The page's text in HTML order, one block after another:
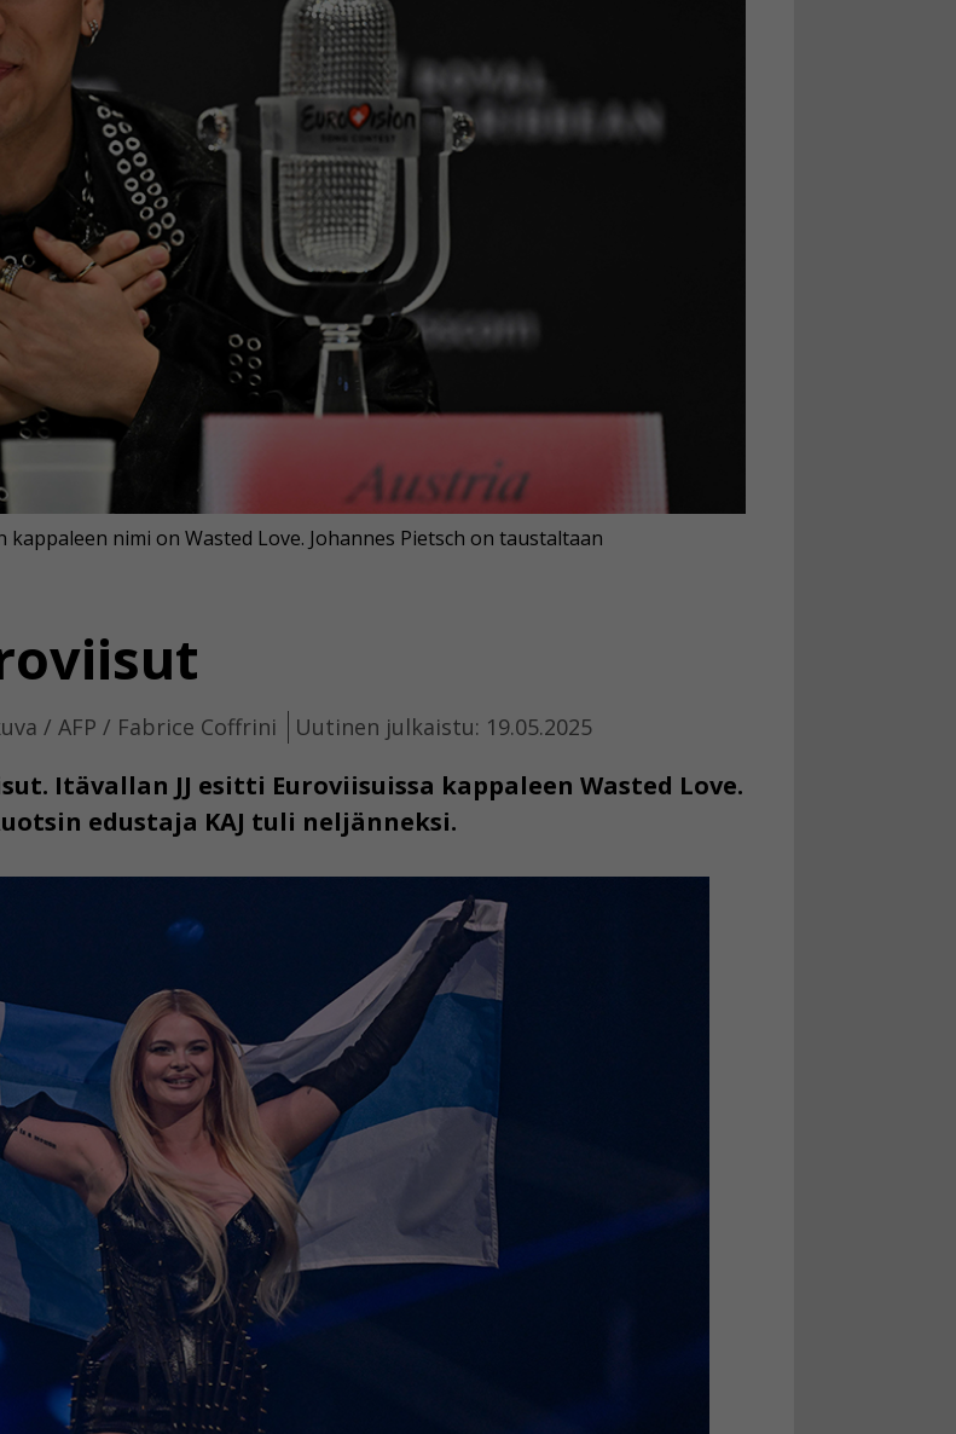
/ AFP / Fabrice Coffrini Uutinen julkaistu: 19.05.2025
Itävallan JJ esitti Euroviisuissa kappaleen Wasted Love.
edustaja KAJ tuli neljänneksi.
kappaleen nimi on Wasted Love. Johannes Pietsch on taustaltaan